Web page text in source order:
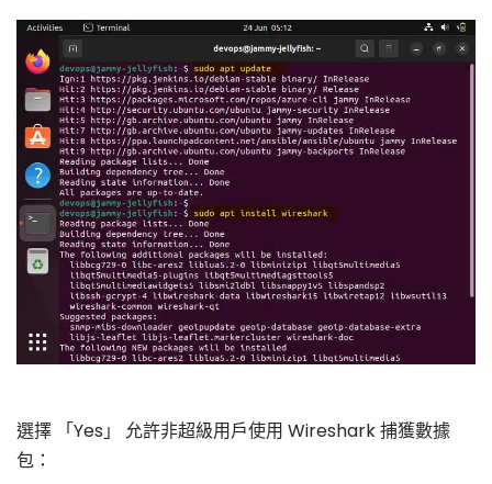
選擇 「Yes」 允許非超級用戶使用 Wireshark 捕獲數據
包：